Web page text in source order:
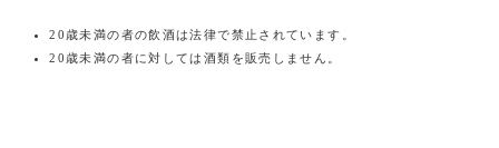
20歳未満の者の飲酒は法律で禁止されています。
20歳未満の者に対しては酒類を販売しません。